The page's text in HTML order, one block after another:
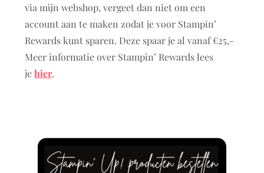
via mijn webshop, vergeet dan niet om een
account aan te maken zodat je voor Stampin’
Rewards kunt sparen. Deze spaar je al vanaf €25,-
Meer informatie over Stampin’ Rewards lees
jehier.